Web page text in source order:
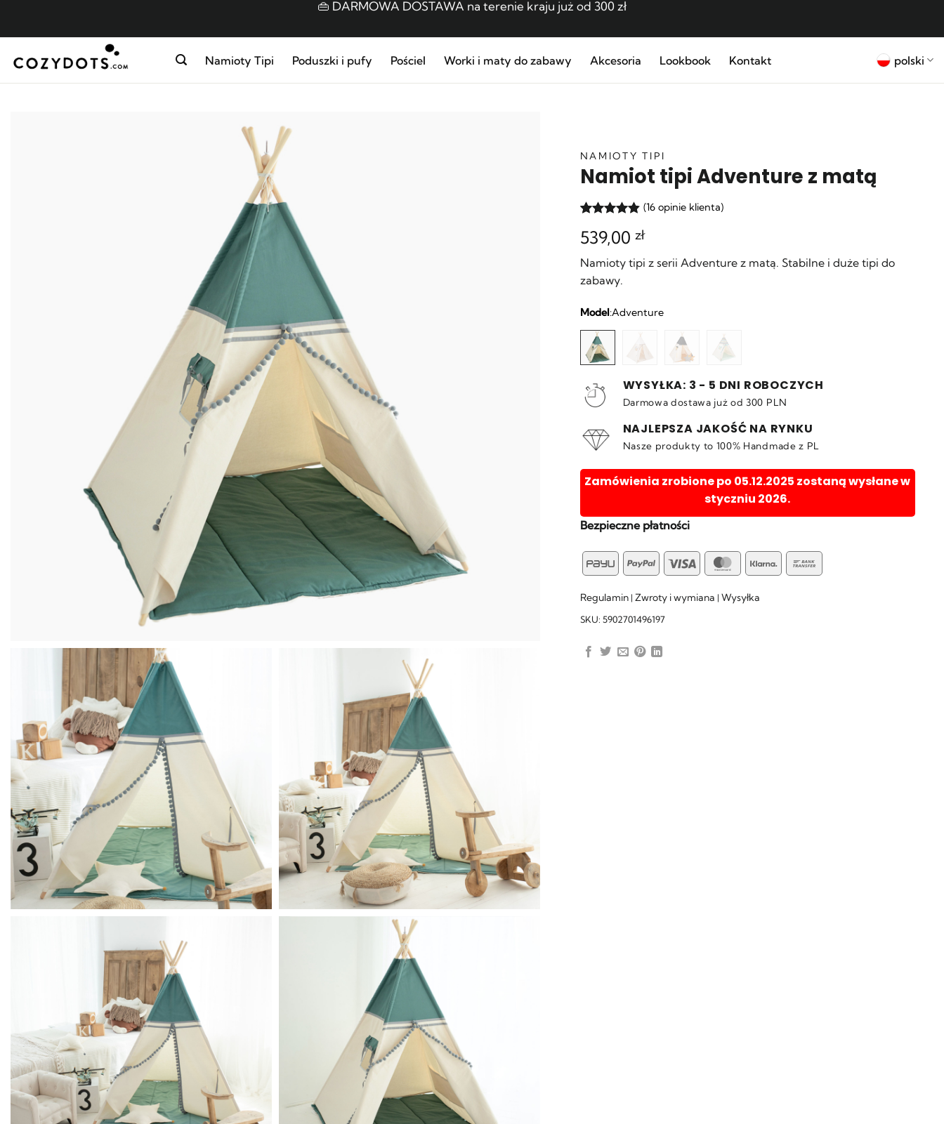
👜 DARMOWA DOSTAWA na terenie kraju już od 300 zł
📦 WYSYŁKA: 1 - 2 DNI ROBOCZE
Namioty Tipi Poduszki i pufy Pościel Worki i maty do zabawy Akcesoria Lookbook Kontakt polski
NAMIOTY TIPI
Namiot tipi Adventure z matą
4.88na 5
podstawie
klientów
(16opinie klienta)
539,00 zł
Namioty tipi z serii Adventure z matą. Stabilne i duże tipi do
zabawy.
Model:Adventure
WYSYŁKA: 3 - 5 DNI ROBOCZYCH
Darmowa dostawa już od 300 PLN
NAJLEPSZA JAKOŚĆ NA RYNKU
Nasze produkty to 100% Handmade z PL
Zamówienia zrobione po 05.12.2025 zostaną wysłane w
styczniu 2026.
Bezpieczne płatności
PayU PayPal Visa MasterCardKlarna
Transfer
Regulamin| Zwroty i wymiana | Wysyłka
SKU: 5902701496197